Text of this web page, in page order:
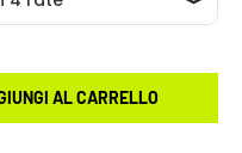
AL CARRELLO